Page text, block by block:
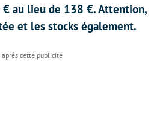
au lieu de 138 €. Attention,
et les stocks également.